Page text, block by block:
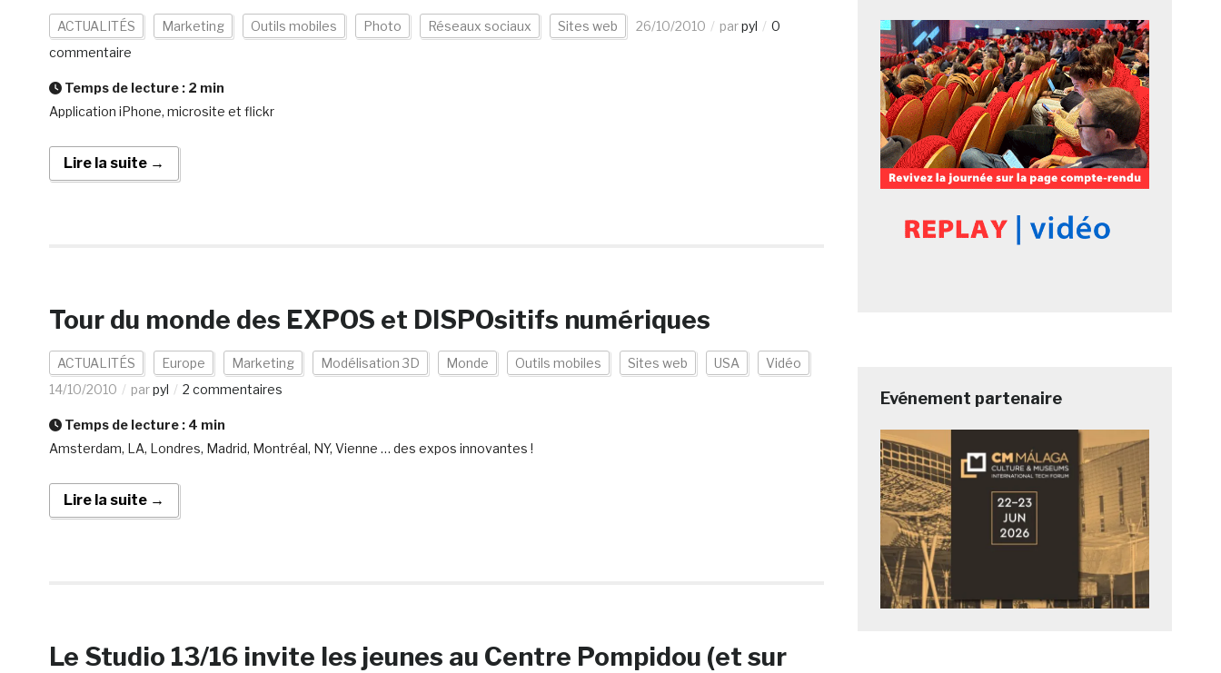
ACTUALITÉS Marketing Outils mobiles Photo Réseaux sociaux Sites web 26/10/2010 parpyl
0
commentaire
Temps de lecture : 2 min
Application iPhone, microsite et flickr
Lire la suite →
Tour du monde des EXPOS et DISPOsitifs numériques
ACTUALITÉS Europe Marketing Modélisation 3D Monde Outils mobiles Sites web USA
Vidéo
14/10/2010
parpyl 2 commentaires
Temps de lecture : 4 min
Amsterdam, LA, Londres, Madrid, Montréal, NY, Vienne … des expos innovantes !
Lire la suite →
Le Studio 13/16 invite les jeunes au Centre Pompidou (et sur
Evénement partenaire